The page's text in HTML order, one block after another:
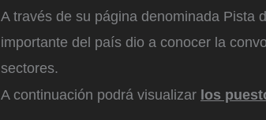
A través de su página denominada Pista
importante del país dio a conocer la
sectores.
A continuación podrá visualizar los